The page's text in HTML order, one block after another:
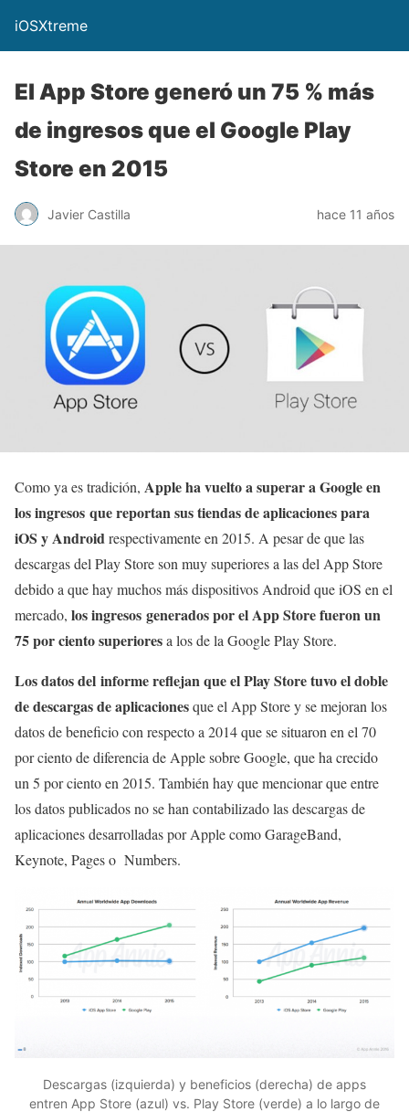
iOSXtreme
El App Store generó un 75 % más
de ingresos que el Google Play
Store en 2015
Javier Castilla hace 11 años
Como ya es tradición, Apple ha vuelto a superar a Google en
los ingresos que reportan sus tiendas de aplicaciones para
iOS y Androidrespectivamente en 2015. A pesar de que las
descargas del Play Store son muy superiores a las del App Store
debido a que hay muchos más dispositivos Android que iOS en el
mercado, los ingresos generados por el App Store fueron un
75 por ciento superioresa los de la Google Play Store.
Los datos del informe reflejan que el Play Store tuvo el doble
de descargas de aplicacionesque el App Store y se mejoran los
datos de beneficio con respecto a 2014 que se situaron en el 70
por ciento de diferencia de Apple sobre Google, que ha crecido
un 5 por ciento en 2015. También hay que mencionar que entre
los datos publicados no se han contabilizado las descargas de
aplicaciones desarrolladas por Apple como GarageBand,
Keynote, Pages o Numbers.
Descargas (izquierda) y beneficios (derecha) de apps
entren App Store (azul) vs. Play Store (verde) a lo largo de